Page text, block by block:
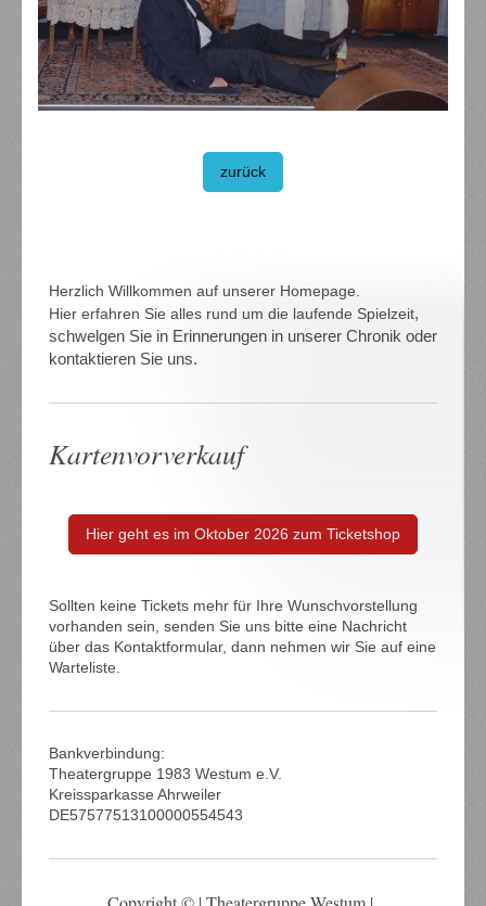
zurück
Herzlich Willkommen auf unserer Homepage.
Hier erfahren Sie alles rund um die laufende Spielzeit,
schwelgen Sie in Erinnerungen in unserer Chronik oder
kontaktieren Sie uns.
Kartenvorverkauf
Hier geht es im Oktober 2026 zum Ticketshop
Sollten keine Tickets mehr für Ihre Wunschvorstellung
vorhanden sein, senden Sie uns bitte eine Nachricht
über das Kontaktformular, dann nehmen wir Sie auf eine
Warteliste.
Bankverbindung:
Theatergruppe 1983 Westum e.V.
Kreissparkasse Ahrweiler
DE57577513100000554543